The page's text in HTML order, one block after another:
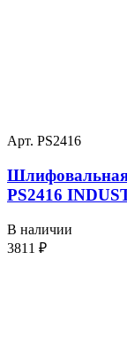
Арт. PS2416
PS2416
В наличии
3811 ₽